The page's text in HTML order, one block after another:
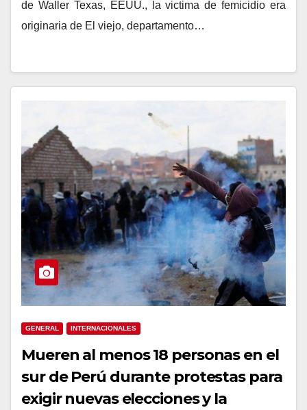
de Waller Texas, EEUU., la victima de femicidio era
originaria de El viejo, departamento…
GENERAL INTERNACIONALES
Mueren al menos 18 personas en el
sur de Perú durante protestas para
exigir nuevas elecciones y la